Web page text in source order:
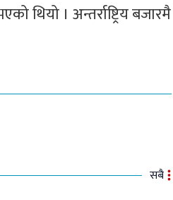
थियो । अन्तर्राष्ट्रिय बजारमै
सबै